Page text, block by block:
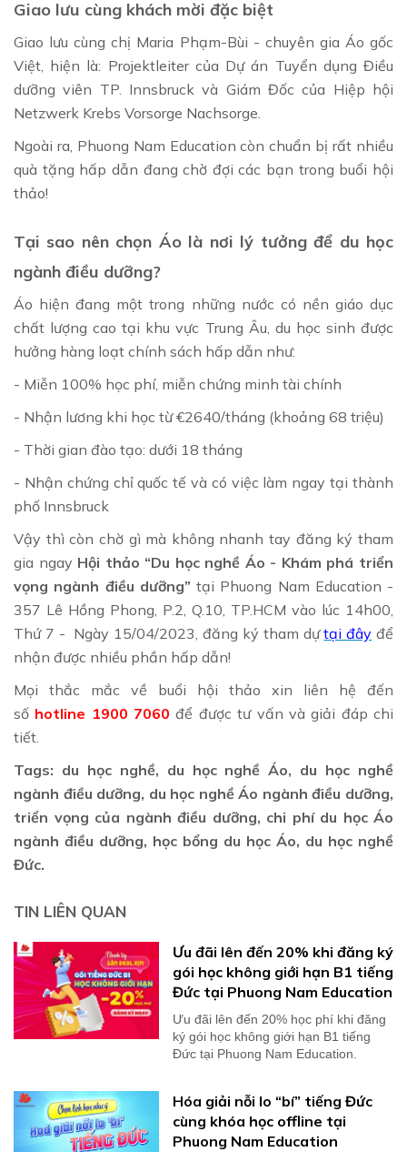
Giao lưu cùng khách mời đặc biệt
Giao lưu cùng chị Maria Phạm-Bùi - chuyên gia Áo gốc
Việt, hiện là: Projektleiter của Dự án Tuyển dụng Điều
dưỡng viên TP. Innsbruck và Giám Đốc của Hiệp hội
Netzwerk Krebs Vorsorge Nachsorge.
Ngoài ra, Phuong Nam Education còn chuẩn bị rất nhiều
quà tặng hấp dẫn đang chờ đợi các bạn trong buổi hội
thảo!
Tại sao nên chọn Áo là nơi lý tưởng để du học
ngành điều dưỡng?
Áo hiện đang một trong những nước có nền giáo dục
chất lượng cao tại khu vực Trung Âu, du học sinh được
hưởng hàng loạt chính sách hấp dẫn như:
- Miễn 100% học phí, miễn chứng minh tài chính
- Nhận lương khi học từ €2640/tháng (khoảng 68 triệu)
- Thời gian đào tạo: dưới 18 tháng
- Nhận chứng chỉ quốc tế và có việc làm ngay tại thành
phố Innsbruck
Vậy thì còn chờ gì mà không nhanh tay đăng ký tham
gia ngay Hội thảo “Du học nghề Áo - Khám phá triển
vọng ngành điều dưỡng” tại Phuong Nam Education -
357 Lê Hồng Phong, P.2, Q.10, TP.HCM vào lúc 14h00,
Thứ 7 - Ngày 15/04/2023, đăng ký tham dựtại đây để
nhận được nhiều phần hấp dẫn!
Mọi thắc mắc về buổi hội thảo xin liên hệ đến
số hotline 1900 7060để được tư vấn và giải đáp chi
tiết.
Tags: du học nghề, du học nghề Áo, du học nghề
ngành điều dưỡng, du học nghề Áo ngành điều dưỡng,
triển vọng của ngành điều dưỡng, chi phí du học Áo
ngành điều dưỡng, học bổng du học Áo, du học nghề
Đức.
TIN LIÊN QUAN
Ưu đãi lên đến 20% khi đăng ký
gói học không giới hạn B1 tiếng
Đức tại Phuong Nam Education
Ưu đãi lên đến 20% học phí khi đăng
ký gói học không giới hạn B1 tiếng
Đức tại Phuong Nam Education.
Hóa giải nỗi lo “bí” tiếng Đức
cùng khóa học offline tại
Phuong Nam Education